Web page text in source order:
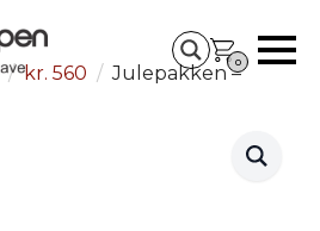
0
kr. 560
Julepakken –